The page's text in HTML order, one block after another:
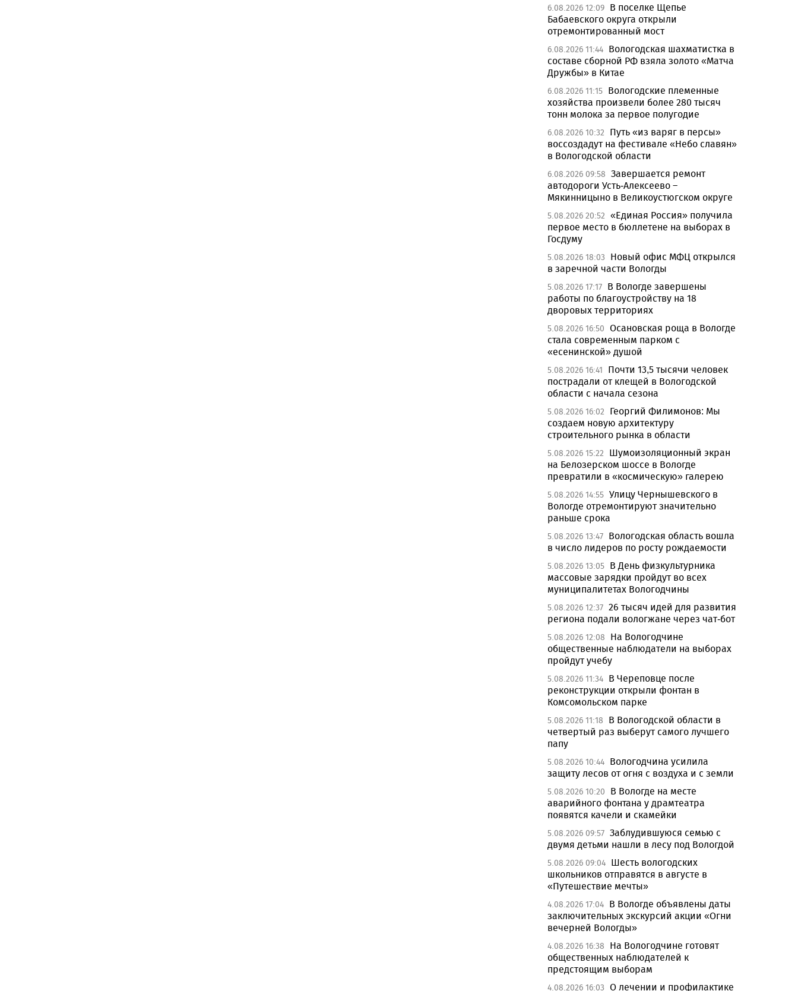
6.08.2026 12:09 В поселке Щепье
Бабаевского округа открыли
отремонтированный мост
6.08.2026 11:44 Вологодская шахматистка в
составе сборной РФ взяла золото «Матча
Дружбы» в Китае
6.08.2026 11:15 Вологодские племенные
хозяйства произвели более 280 тысяч
тонн молока за первое полугодие
6.08.2026 10:32
Путь «из варяг в персы»
воссоздадут на фестивале «Небо славян»
в Вологодской области
6.08.2026 09:58 Завершается ремонт
автодороги Усть-Алексеево –
Мякинницыно в Великоустюгском округе
5.08.2026 20:52 «Единая Россия» получила
первое место в бюллетене на выборах в
Госдуму
5.08.2026 18:03
Новый офис МФЦ открылся
в заречной части Вологды
5.08.2026 17:17 В Вологде завершены
работы по благоустройству на 18
дворовых территориях
5.08.2026 16:50 Осановская роща в Вологде
стала современным парком с
«есенинской» душой
5.08.2026 16:41
Почти 13,5 тысячи человек
пострадали от клещей в Вологодской
области с начала сезона
5.08.2026 16:02
Георгий Филимонов: Мы
создаем новую архитектуру
строительного рынка в области
5.08.2026 15:22
Шумоизоляционный экран
на Белозерском шоссе в Вологде
превратили в «космическую» галерею
5.08.2026 14:55 Улицу Чернышевского в
Вологде отремонтируют значительно
раньше срока
5.08.2026 13:47 Вологодская область вошла
в число лидеров по росту рождаемости
5.08.2026 13:05 В День физкультурника
массовые зарядки пройдут во всех
муниципалитетах Вологодчины
5.08.2026 12:37 26 тысяч идей для развития
региона подали вологжане через чат-бот
5.08.2026 12:08
На Вологодчине
общественные наблюдатели на выборах
пройдут учебу
5.08.2026 11:34 В Череповце после
реконструкции открыли фонтан в
Комсомольском парке
5.08.2026 11:18
В Вологодской области в
четвертый раз выберут самого лучшего
папу
5.08.2026 10:44 Вологодчина усилила
защиту лесов от огня с воздуха и с земли
5.08.2026 10:20
В Вологде на месте
аварийного фонтана у драмтеатра
появятся качели и скамейки
5.08.2026 09:57 Заблудившуюся семью с
двумя детьми нашли в лесу под Вологдой
5.08.2026 09:04 Шесть вологодских
школьников отправятся в августе в
«Путешествие мечты»
4.08.2026 17:04 В Вологде объявлены даты
заключительных экскурсий акции «Огни
вечерней Вологды»
4.08.2026 16:38
На Вологодчине готовят
общественных наблюдателей к
предстоящим выборам
4.08.2026 16:03 О лечении и профилактике